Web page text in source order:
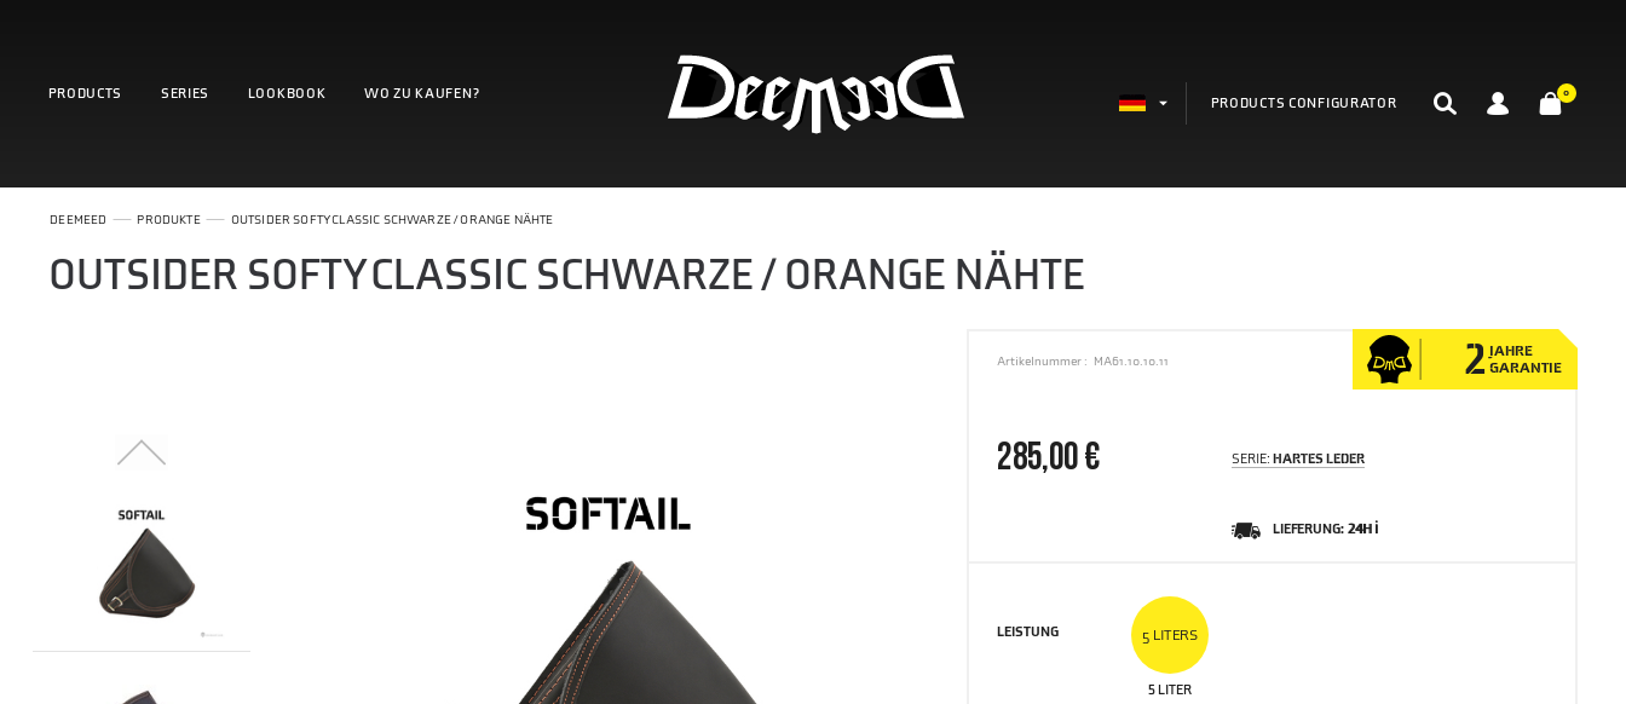
PRODUCTS SERIES LOOKBOOK WO ZU KAUFEN?
PRODUCTS CONFIGURATOR
0
DEEMEED PRODUKTE OUTSIDER SOFTY CLASSIC SCHWARZE / ORANGE NÄHTE
OUTSIDER SOFTY CLASSIC SCHWARZE / ORANGE NÄHTE
Artikelnummer : MA61.10.10.11 2 JAHRE
GARANTIE
285,00 € SERIE:HARTES LEDER
LIEFERUNG: 24H ℹ
LEISTUNG 5 LITERS
5 LITER